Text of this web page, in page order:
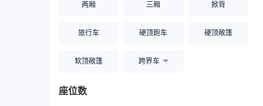
两厢 三厢 掀背
旅行车 硬顶跑车 硬顶敞篷
软顶敞篷 跨界车
座位数